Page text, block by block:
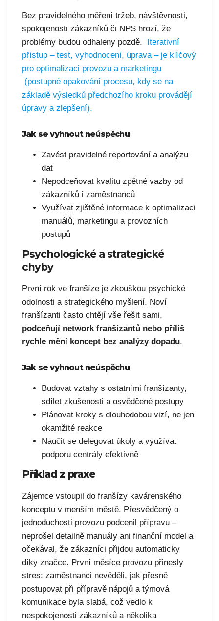
Bez pravidelného měření tržeb, návštěvnosti,
spokojenosti zákazníků či NPS hrozí, že
problémy budou odhaleny pozdě.
Iterativní
přístup – test, vyhodnocení, úprava – je klíčový
pro optimalizaci provozu a marketingu
(postupné opakování procesu, kdy se na
základě výsledků předchozího kroku provádějí
úpravy a zlepšení).
Jak se vyhnout neúspěchu
Zavést pravidelné reportování a analýzu
dat
Nepodceňovat kvalitu zpětné vazby od
zákazníků i zaměstnanců
Využívat zjištěné informace k optimalizaci
manuálů, marketingu a provozních
postupů
Psychologické a strategické
chyby
První rok ve franšíze je zkouškou psychické
odolnosti a strategického myšlení. Noví
franšízanti často chtějí vše řešit sami,
podceňují network franšízantů nebo příliš
rychle mění koncept bez analýzy dopadu.
Jak se vyhnout neúspěchu
Budovat vztahy s ostatními franšízanty,
sdílet zkušenosti a osvědčené postupy
Plánovat kroky s dlouhodobou vizí, ne jen
okamžité reakce
Naučit se delegovat úkoly a využívat
podporu centrály efektivně
Příklad z praxe
Zájemce vstoupil do franšízy kavárenského
konceptu v menším městě. Přesvědčený o
jednoduchosti provozu podcenil přípravu –
neprošel detailně manuály ani finanční model a
očekával, že zákazníci přijdou automaticky
díky značce. První měsíce provozu přinesly
stres: zaměstnanci nevěděli, jak přesně
postupovat při přípravě nápojů a týmová
komunikace byla slabá, což vedlo k
nespokojenosti zákazníků a několika